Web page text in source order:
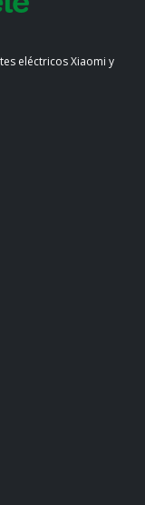
eléctricos Xiaomi y